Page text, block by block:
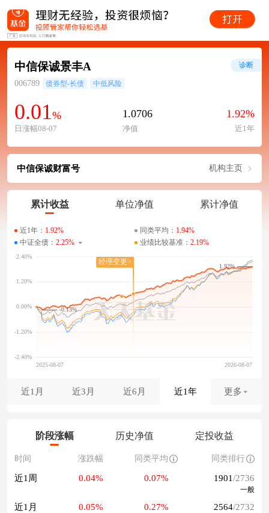
中信保诚景丰A
006789 债券型-长债 中低风险
0.01 %
日涨幅08-07
1.0706
净值
1.92%
近1年
诊断
中信保诚财富号 机构主页
累计收益 单位净值 累计净值
近1年： 1.92% 同类平均： 1.94%
中证全债： 2.25% 业绩比较基准： 2.19%
-0.13%
1.92%
近1月 近3月 近6月 近1年 更多
阶段涨幅 历史净值 定投收益
时间 涨跌幅 同类平均 同类排行
近1周 0.04% 0.07% 1901/2736
一般
近1月 0.05% 0.27% 2564/2732